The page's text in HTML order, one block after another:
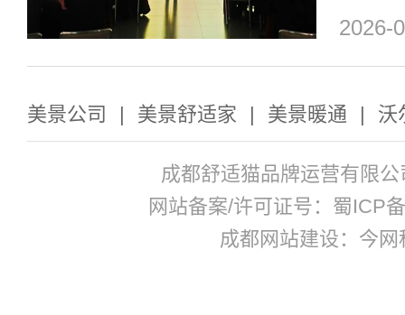
绕一
结，
知识
心聚
端。
2026-
美景公司 | 美景舒适家 | 美景暖通 | 沃
成都舒适猫品牌运营有限
网站备案/许可证号：蜀ICP
成都网站建设：今